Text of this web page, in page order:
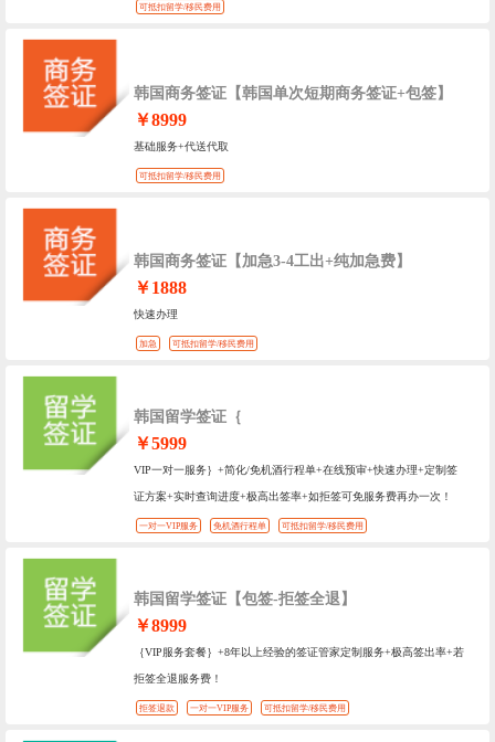
可抵扣留学/移民费用
韩国商务签证【韩国单次短期商务签证+包签】
￥8999
基础服务+代送代取
可抵扣留学/移民费用
韩国商务签证【加急3-4工出+纯加急费】
￥1888
快速办理
加急 可抵扣留学/移民费用
韩国留学签证｛
￥5999
VIP一对一服务｝+简化/免机酒行程单+在线预审+快速办理+定制签
证方案+实时查询进度+极高出签率+如拒签可免服务费再办一次！
一对一VIP服务 免机酒行程单 可抵扣留学/移民费用
韩国留学签证【包签-拒签全退】
￥8999
｛VIP服务套餐｝+8年以上经验的签证管家定制服务+极高签出率+若
拒签全退服务费！
拒签退款 一对一VIP服务 可抵扣留学/移民费用